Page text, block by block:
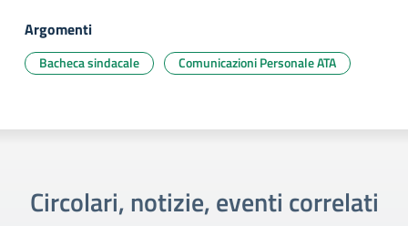
Argomenti
Bacheca sindacale Comunicazioni Personale ATA
Circolari, notizie, eventi correlati